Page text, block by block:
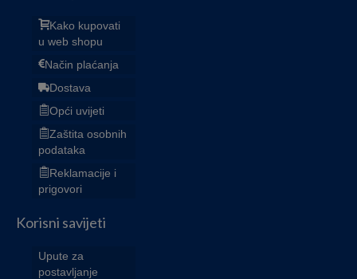
Kako kupovati
u web shopu
Način plaćanja
Dostava
Opći uvijeti
Zaštita osobnih
podataka
Reklamacije i
prigovori
Korisni savijeti
Upute za
postavljanje